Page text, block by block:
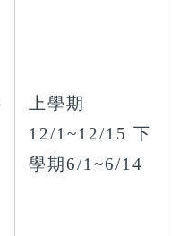
上學期
12/1~12/15 下
學期6/1~6/14